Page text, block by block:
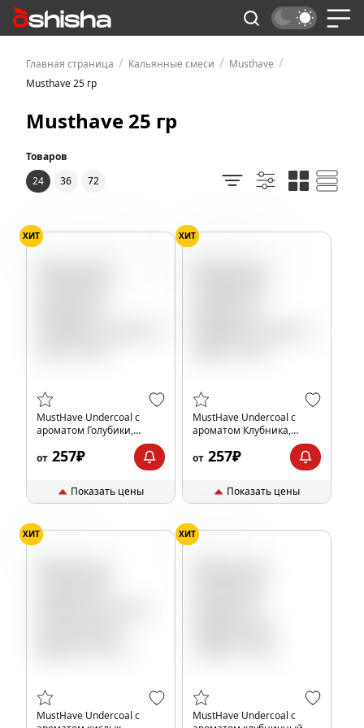
Главная страница / Кальянные смеси / Musthave /
Musthave 25 гр
Musthave 25 гр
Товаров
24
36 72
ХИТ
MustHave Undercoal с
ароматом Голубики,
лимона и мяты, 25 гр.
от 257₽
Показать цены
ХИТ
MustHave Undercoal с
ароматом Клубника,
от 257₽
Показать цены
ХИТ
MustHave Undercoal с
ХИТ
MustHave Undercoal с